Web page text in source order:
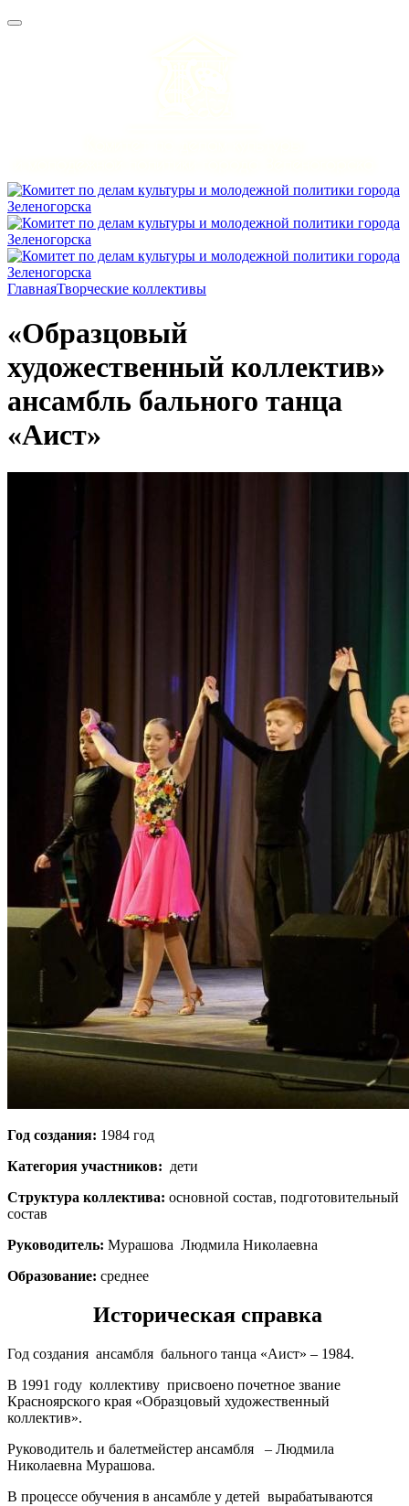
ГлавнаяТворческие коллективы
«Образцовый
художественный коллектив»
ансамбль бального танца
«Аист»
Год создания: 1984 год
Категория участников: дети
Структура коллектива: основной состав, подготовительный
состав
Руководитель: Мурашова Людмила Николаевна
Образование: среднее
Историческая справка
Год создания ансамбля бального танца «Аист» – 1984.
В 1991 году коллективу присвоено почетное звание
Красноярского края «Образцовый художественный
коллектив».
Руководитель и балетмейстер ансамбля – Людмила
Николаевна Мурашова.
В процессе обучения в ансамбле у детей вырабатываются